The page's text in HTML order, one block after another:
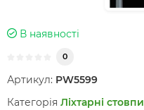
В наявності
0
Артикул: PW5599
Категорія Ліхтарні стовпи